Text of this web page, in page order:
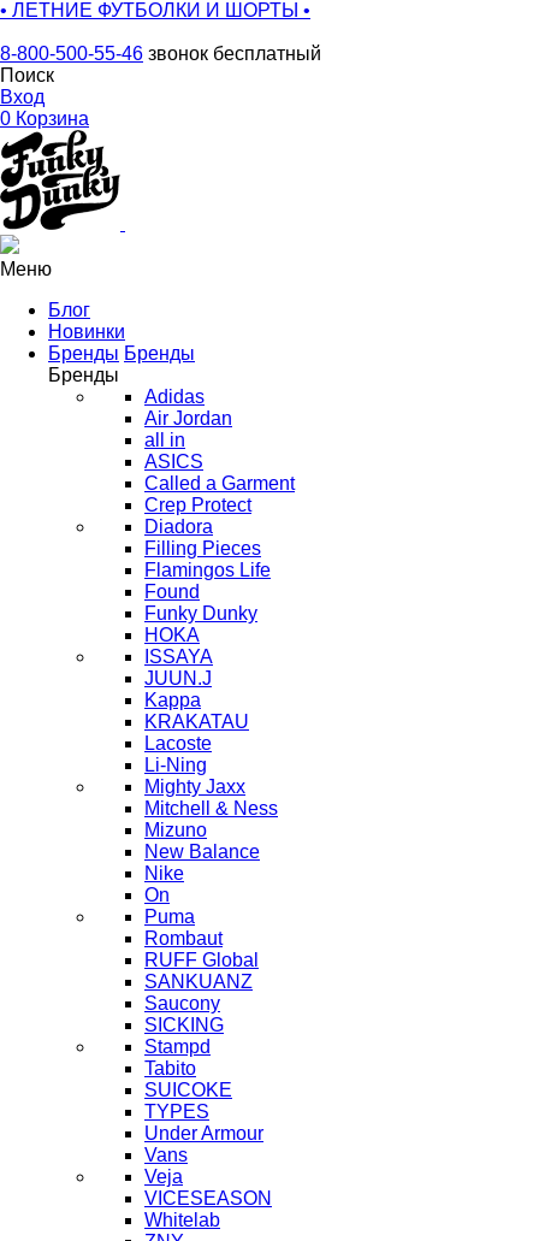
• ЛЕТНИЕ ФУТБОЛКИ И ШОРТЫ •
8-800-500-55-46 звонок бесплатный
Поиск
Вход
0 Корзина
Меню
Блог
Новинки
Бренды Бренды
Бренды
Adidas
Air Jordan
all in
ASICS
Called a Garment
Crep Protect
Diadora
Filling Pieces
Flamingos Life
Found
Funky Dunky
HOKA
ISSAYA
JUUN.J
Kappa
KRAKATAU
Lacoste
Li-Ning
Mighty Jaxx
Mitchell & Ness
Mizuno
New Balance
Nike
On
Puma
Rombaut
RUFF Global
SANKUANZ
Saucony
SICKING
Stampd
Tabito
SUICOKE
TYPES
Under Armour
Vans
Veja
VICESEASON
Whitelab